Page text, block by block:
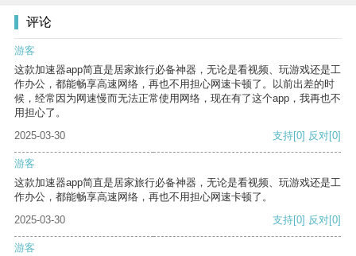
评论
游客
这款加速器app简直是居家旅行必备神器，无论是看视频、玩游戏还是工
作办公，都能畅享高速网络，再也不用担心网速卡顿了。以前出差的时
候，经常因为网速慢而无法正常使用网络，现在有了这个app，我再也不
用担心了。
2025-03-30
支持[0] 反对[0]
游客
这款加速器app简直是居家旅行必备神器，无论是看视频、玩游戏还是工
作办公，都能畅享高速网络，再也不用担心网速卡顿了。
2025-03-30
支持[0] 反对[0]
游客